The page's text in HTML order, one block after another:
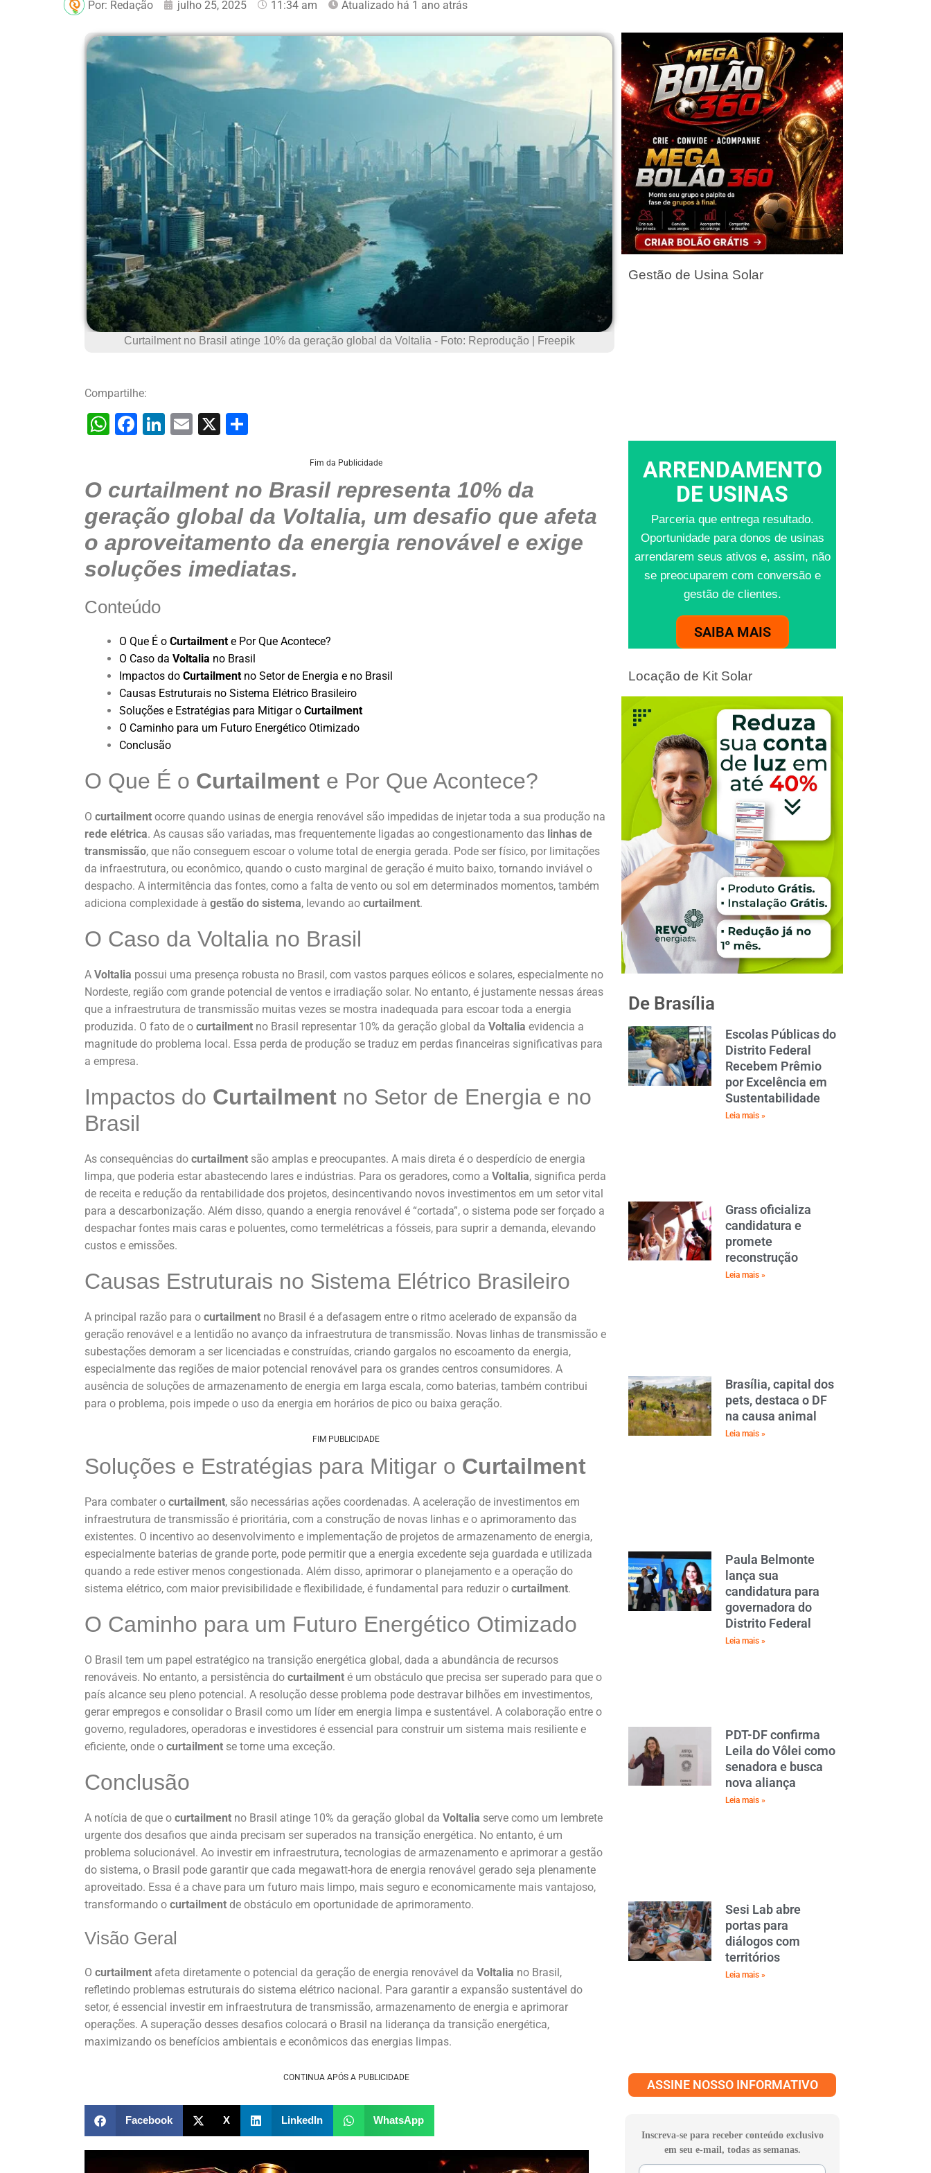
Por: Redação julho 25, 2025 11:34 am Atualizado há 1 ano atrás
Curtailment no Brasil atinge 10% da geração global da Voltalia - Foto: Reprodução | Freepik
Compartilhe:
W
s
A
p
p
F
e
b
o
o
k
Li
e
dI
n
E
l
X
e
Fim da Publicidade
O curtailment no Brasil representa 10% da
geração global da Voltalia, um desafio que afeta
o aproveitamento da energia renovável e exige
soluções imediatas.
Conteúdo
O Que É o Curtailment e Por Que Acontece?
O Caso da Voltalia no Brasil
Impactos do Curtailment no Setor de Energia e no Brasil
Causas Estruturais no Sistema Elétrico Brasileiro
Soluções e Estratégias para Mitigar o Curtailment
O Caminho para um Futuro Energético Otimizado
Conclusão
O Que É o Curtailment e Por Que Acontece?
O curtailment ocorre quando usinas de energia renovável são impedidas de injetar toda a sua produção na
rede elétrica. As causas são variadas, mas frequentemente ligadas ao congestionamento das linhas de
transmissão, que não conseguem escoar o volume total de energia gerada. Pode ser físico, por limitações
da infraestrutura, ou econômico, quando o custo marginal de geração é muito baixo, tornando inviável o
despacho. A intermitência das fontes, como a falta de vento ou sol em determinados momentos, também
adiciona complexidade à gestão do sistema, levando ao curtailment.
O Caso da Voltalia no Brasil
A Voltalia possui uma presença robusta no Brasil, com vastos parques eólicos e solares, especialmente no
Nordeste, região com grande potencial de ventos e irradiação solar. No entanto, é justamente nessas áreas
que a infraestrutura de transmissão muitas vezes se mostra inadequada para escoar toda a energia
produzida. O fato de o curtailment no Brasil representar 10% da geração global da Voltalia evidencia a
magnitude do problema local. Essa perda de produção se traduz em perdas financeiras significativas para
a empresa.
Impactos do Curtailment no Setor de Energia e no
Brasil
As consequências do curtailment são amplas e preocupantes. A mais direta é o desperdício de energia
limpa, que poderia estar abastecendo lares e indústrias. Para os geradores, como a Voltalia, significa perda
de receita e redução da rentabilidade dos projetos, desincentivando novos investimentos em um setor vital
para a descarbonização. Além disso, quando a energia renovável é “cortada”, o sistema pode ser forçado a
despachar fontes mais caras e poluentes, como termelétricas a fósseis, para suprir a demanda, elevando
custos e emissões.
Causas Estruturais no Sistema Elétrico Brasileiro
A principal razão para o curtailment no Brasil é a defasagem entre o ritmo acelerado de expansão da
geração renovável e a lentidão no avanço da infraestrutura de transmissão. Novas linhas de transmissão e
subestações demoram a ser licenciadas e construídas, criando gargalos no escoamento da energia,
especialmente das regiões de maior potencial renovável para os grandes centros consumidores. A
ausência de soluções de armazenamento de energia em larga escala, como baterias, também contribui
para o problema, pois impede o uso da energia em horários de pico ou baixa geração.
FIM PUBLICIDADE
Soluções e Estratégias para Mitigar o Curtailment
Para combater o curtailment, são necessárias ações coordenadas. A aceleração de investimentos em
infraestrutura de transmissão é prioritária, com a construção de novas linhas e o aprimoramento das
existentes. O incentivo ao desenvolvimento e implementação de projetos de armazenamento de energia,
especialmente baterias de grande porte, pode permitir que a energia excedente seja guardada e utilizada
quando a rede estiver menos congestionada. Além disso, aprimorar o planejamento e a operação do
sistema elétrico, com maior previsibilidade e flexibilidade, é fundamental para reduzir o curtailment.
O Caminho para um Futuro Energético Otimizado
O Brasil tem um papel estratégico na transição energética global, dada a abundância de recursos
renováveis. No entanto, a persistência do curtailment é um obstáculo que precisa ser superado para que o
país alcance seu pleno potencial. A resolução desse problema pode destravar bilhões em investimentos,
gerar empregos e consolidar o Brasil como um líder em energia limpa e sustentável. A colaboração entre o
governo, reguladores, operadoras e investidores é essencial para construir um sistema mais resiliente e
eficiente, onde o curtailment se torne uma exceção.
Conclusão
A notícia de que o curtailment no Brasil atinge 10% da geração global da Voltalia serve como um lembrete
urgente dos desafios que ainda precisam ser superados na transição energética. No entanto, é um
problema solucionável. Ao investir em infraestrutura, tecnologias de armazenamento e aprimorar a gestão
do sistema, o Brasil pode garantir que cada megawatt-hora de energia renovável gerado seja plenamente
aproveitado. Essa é a chave para um futuro mais limpo, mais seguro e economicamente mais vantajoso,
transformando o curtailment de obstáculo em oportunidade de aprimoramento.
Visão Geral
O curtailment afeta diretamente o potencial da geração de energia renovável da Voltalia no Brasil,
refletindo problemas estruturais do sistema elétrico nacional. Para garantir a expansão sustentável do
setor, é essencial investir em infraestrutura de transmissão, armazenamento de energia e aprimorar
operações. A superação desses desafios colocará o Brasil na liderança da transição energética,
maximizando os benefícios ambientais e econômicos das energias limpas.
CONTINUA APÓS A PUBLICIDADE
Facebook X LinkedIn WhatsApp
Gestão de Usina Solar
ARRENDAMENTO
DE USINAS
Parceria que entrega resultado.
Oportunidade para donos de usinas
arrendarem seus ativos e, assim, não
se preocuparem com conversão e
gestão de clientes.
SAIBA MAIS
Locação de Kit Solar
De Brasília
Escolas Públicas do
Distrito Federal
Recebem Prêmio
por Excelência em
Sustentabilidade
Leia mais »
Grass oficializa
candidatura e
promete
reconstrução
Leia mais »
Brasília, capital dos
pets, destaca o DF
na causa animal
Leia mais »
Paula Belmonte
lança sua
candidatura para
governadora do
Distrito Federal
Leia mais »
PDT-DF confirma
Leila do Vôlei como
senadora e busca
nova aliança
Leia mais »
Sesi Lab abre
portas para
diálogos com
territórios
Leia mais »
ASSINE NOSSO INFORMATIVO
Inscreva-se para receber conteúdo exclusivo
em seu e-mail, todas as semanas.